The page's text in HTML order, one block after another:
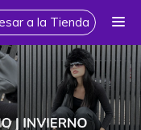
JEANS MAYORISTA
a la Tienda